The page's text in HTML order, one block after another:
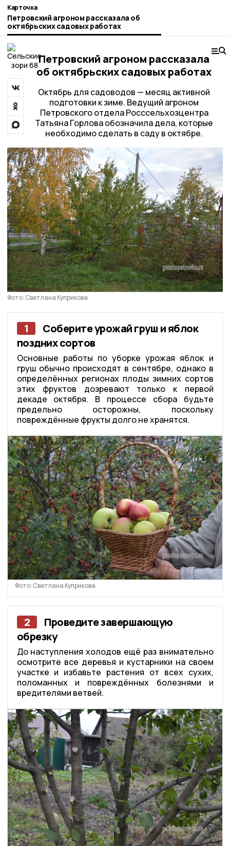
Карточка
Петровский агроном рассказала об
октябрьских садовых работах
Петровский агроном рассказала
об октябрьских садовых работах
Октябрь для садоводов — месяц активной
подготовки к зиме. Ведущий агроном
Петровского отдела Росссельхозцентра
Татьяна Горлова обозначила дела, которые
необходимо сделать в саду в октябре.
Фото: Светлана Куприкова
1
Соберите урожай груш и яблок
поздних сортов
Основные работы по уборке урожая яблок и
груш обычно происходят в сентябре, однако в
определённых регионах плоды зимних сортов
этих фруктов дозревают только к первой
декаде октября. В процессе сбора будьте
предельно осторожны, поскольку
повреждённые фрукты долго не хранятся.
Фото: Светлана Куприкова
2
Проведите завершающую
обрезку
До наступления холодов ещё раз внимательно
осмотрите все деревья и кустарники на своем
участке и избавьте растения от всех сухих,
поломанных и повреждённых болезнями и
вредителями ветвей.